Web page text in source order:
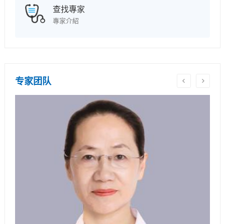
查找專家
專家介紹
专家团队